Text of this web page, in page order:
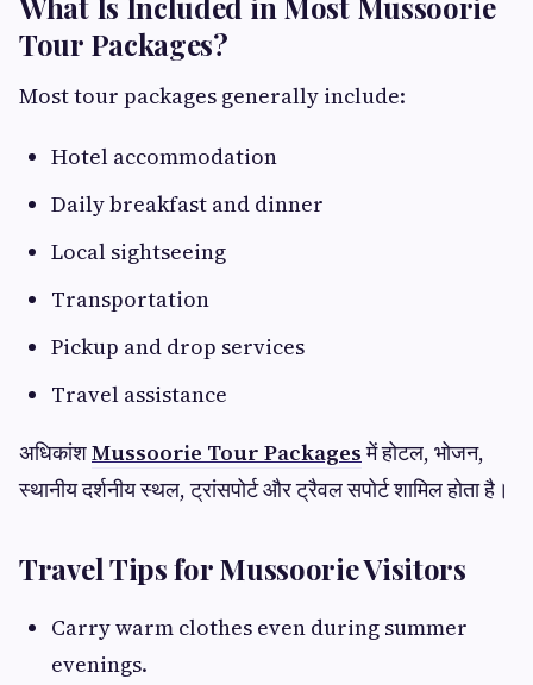
Tour Packages?
Most tour packages generally include:
Hotel accommodation
Daily breakfast and dinner
Local sightseeing
Transportation
Pickup and drop services
Travel assistance
अधिकांशMussoorie Tour Packagesमें होटल, भोजन,
स्थानीय दर्शनीय स्थल, ट्रांसपोर्ट और ट्रैवल सपोर्ट शामिल होता है।
Travel Tips for Mussoorie Visitors
Carry warm clothes even during summer
evenings.